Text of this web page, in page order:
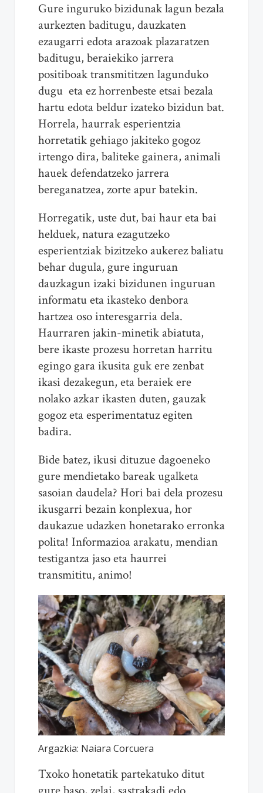
Gure inguruko bizidunak lagun bezala
aurkezten baditugu, dauzkaten
ezaugarri edota arazoak plazaratzen
baditugu, beraiekiko jarrera
positiboak transmititzen lagunduko
dugu eta ez horrenbeste etsai bezala
hartu edota beldur izateko bizidun bat.
Horrela, haurrak esperientzia
horretatik gehiago jakiteko gogoz
irtengo dira, baliteke gainera, animali
hauek defendatzeko jarrera
bereganatzea, zorte apur batekin.
Horregatik, uste dut, bai haur eta bai
helduek, natura ezagutzeko
esperientziak bizitzeko aukerez baliatu
behar dugula, gure inguruan
dauzkagun izaki bizidunen inguruan
informatu eta ikasteko denbora
hartzea oso interesgarria dela.
Haurraren jakin-minetik abiatuta,
bere ikaste prozesu horretan harritu
egingo gara ikusita guk ere zenbat
ikasi dezakegun, eta beraiek ere
nolako azkar ikasten duten, gauzak
gogoz eta esperimentatuz egiten
badira.
Bide batez, ikusi dituzue dagoeneko
gure mendietako bareak ugalketa
sasoian daudela? Hori bai dela prozesu
ikusgarri bezain konplexua, hor
daukazue udazken honetarako erronka
polita! Informazioa arakatu, mendian
testigantza jaso eta haurrei
transmititu, animo!
Argazkia: Naiara Corcuera
Txoko honetatik partekatuko ditut